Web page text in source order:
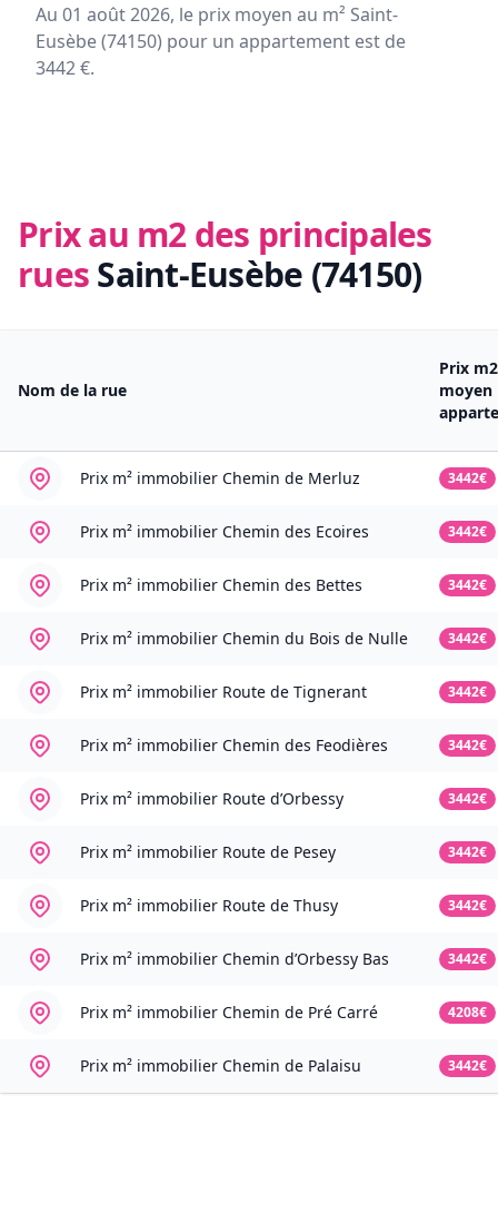
Au 01 août 2026, le prix moyen au m² Saint-
Eusèbe (74150) pour un appartement est de
3442 €.
Prix au m2 des principales
ruesSaint-Eusèbe (74150)
Nom de la rue
Prix m2
moyen
Prix m² immobilier Chemin de Merluz 3442€
Prix m² immobilier Chemin des Ecoires 3442€
Prix m² immobilier Chemin des Bettes 3442€
Prix m² immobilier Chemin du Bois de Nulle 3442€
Prix m² immobilier Route de Tignerant 3442€
Prix m² immobilier Chemin des Feodières 3442€
Prix m² immobilier Route d’Orbessy 3442€
Prix m² immobilier Route de Pesey 3442€
Prix m² immobilier Route de Thusy 3442€
Prix m² immobilier Chemin d’Orbessy Bas 3442€
Prix m² immobilier Chemin de Pré Carré 4208€
Prix m² immobilier Chemin de Palaisu 3442€